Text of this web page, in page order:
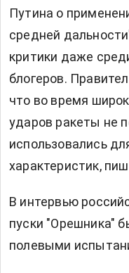
Путина о
средней
критики даже
блогеров.
что во время
ударов ракеты не
использовались
характеристик,
В интервью
пуски "Орешника"
полевыми